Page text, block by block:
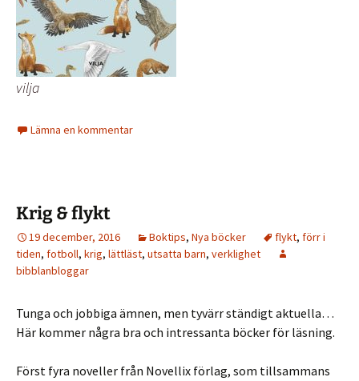
vilja
Lämna en kommentar
Krig & flykt
19 december, 2016 Boktips, Nya böcker flykt, förr i
tiden, fotboll, krig, lättläst, utsatta barn, verklighet
bibblanbloggar
Tunga och jobbiga ämnen, men tyvärr ständigt aktuella…
Här kommer några bra och intressanta böcker för läsning.
Först fyra noveller från Novellix förlag, som tillsammans